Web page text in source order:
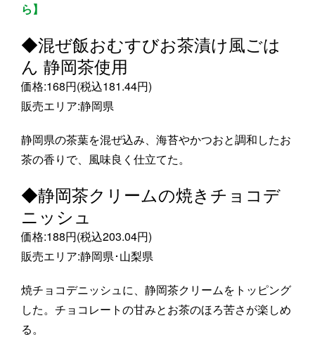
ら】
◆混ぜ飯おむすびお茶漬け風ごは
ん 静岡茶使用
価格:168円(税込181.44円)
販売エリア:静岡県
静岡県の茶葉を混ぜ込み、海苔やかつおと調和したお
茶の香りで、風味良く仕立てた。
◆静岡茶クリームの焼きチョコデ
ニッシュ
価格:188円(税込203.04円)
販売エリア:静岡県･山梨県
焼チョコデニッシュに、静岡茶クリームをトッピング
した。チョコレートの甘みとお茶のほろ苦さが楽しめ
る。